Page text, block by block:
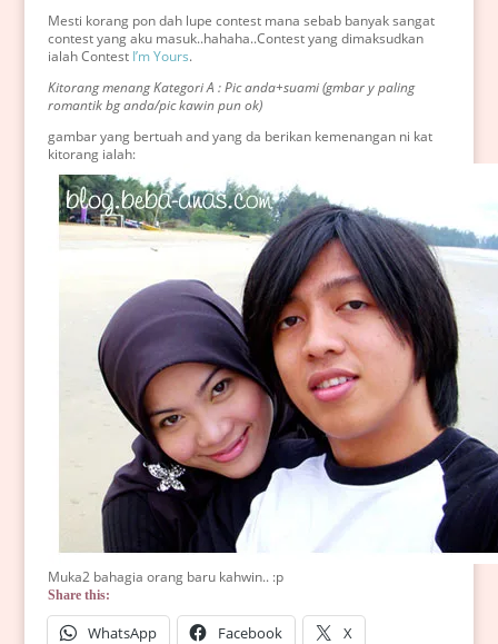
Mesti korang pon dah lupe contest mana sebab banyak sangat
contest yang aku masuk..hahaha..Contest yang dimaksudkan
ialah Contest I’m Yours.
Kitorang menang Kategori A : Pic anda+suami (gmbar y paling
romantik bg anda/pic kawin pun ok)
gambar yang bertuah and yang da berikan kemenangan ni kat
kitorang ialah:
Muka2 bahagia orang baru kahwin.. :p
Share this:
WhatsApp Facebook X